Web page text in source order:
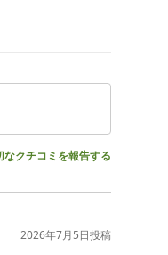
なクチコミを報告する
2026年7月5日投稿